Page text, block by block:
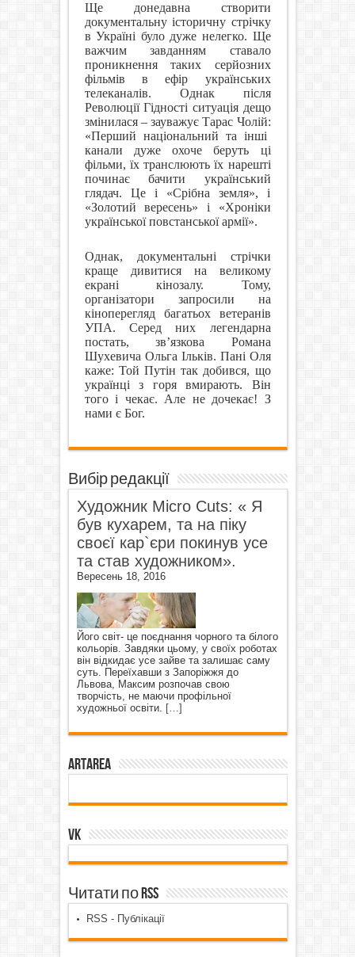
Ще донедавна створити
документальну історичну стрічку
в Україні було дуже нелегко. Ще
важчим завданням ставало
проникнення таких серйозних
фільмів в ефір українських
телеканалів. Однак після
Революції Гідності ситуація дещо
змінилася – зауважує Тарас Чолій:
«Перший національний та інші
канали дуже охоче беруть ці
фільми, їх транслюють їх нарешті
починає бачити український
глядач. Це і «Срібна земля», і
«Золотий вересень» і «Хроніки
української повстанської армії».
Однак, документальні стрічки
краще дивитися на великому
екрані кінозалу. Тому,
організатори запросили на
кіноперегляд багатьох ветеранів
УПА. Серед них легендарна
постать, зв’язкова Романа
Шухевича Ольга Ільків. Пані Оля
каже: Той Путін так добився, що
українці з горя вмирають. Він
того і чекає. Але не дочекає! З
нами є Бог.
Вибір редакції
Художник Micro Cuts: « Я
був кухарем, та на піку
своєї кар`єри покинув усе
та став художником».
Вересень 18, 2016
Його світ- це поєднання чорного та білого
кольорів. Завдяки цьому, у своїх роботах
він відкидає усе зайве та залишає саму
суть. Переїхавши з Запоріжжя до
Львова, Максим розпочав свою
творчість, не маючи профільної
художньої освіти. […]
ArtArea
VK
Читати по RSS
RSS - Публікації